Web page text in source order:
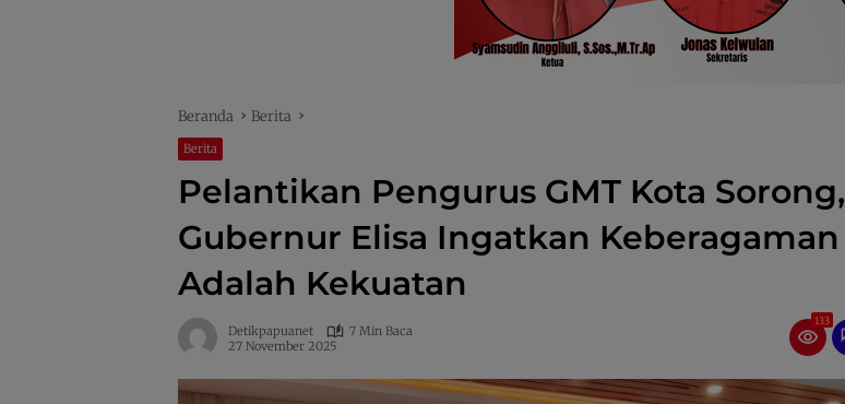
Beranda Berita
Berita
Pelantikan Pengurus GMT Kota Sorong,
Gubernur Elisa Ingatkan Keberagaman
Adalah Kekuatan
Detikpapuanet
7 Min Baca
27 November 2025
133